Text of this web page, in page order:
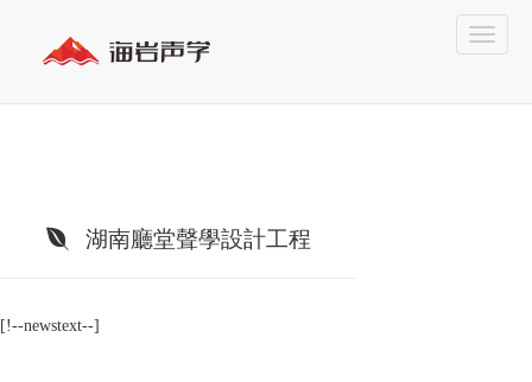
湖南廳堂聲學設計工程
[!--newstext--]